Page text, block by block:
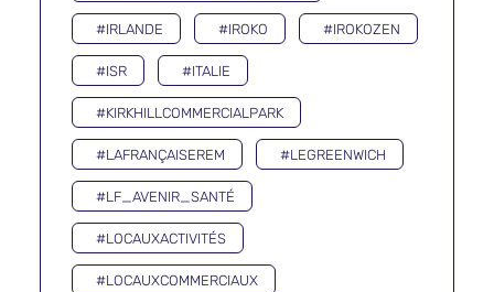
#IRLANDE #IROKO #IROKOZEN
#ISR #ITALIE
#KIRKHILLCOMMERCIALPARK
#LAFRANÇAISEREM #LEGREENWICH
#LF_AVENIR_SANTÉ
#LOCAUXACTIVITÉS
#LOCAUXCOMMERCIAUX